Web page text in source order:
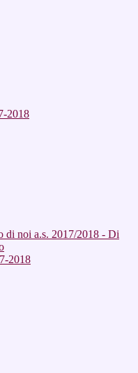
2018
di noi a.s. 2017/2018 - Di
2018